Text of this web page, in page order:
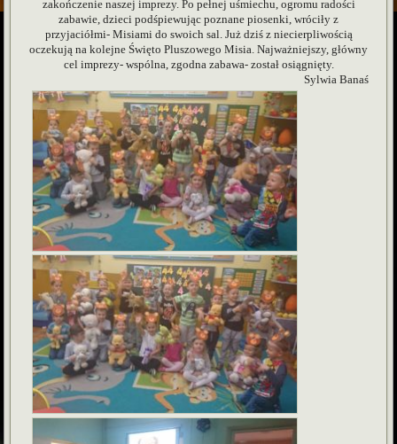
zakończenie naszej imprezy. Po pełnej uśmiechu, ogromu radości
zabawie, dzieci podśpiewując poznane piosenki, wróciły z
przyjaciółmi- Misiami do swoich sal. Już dziś z niecierpliwością
oczekują na kolejne Święto Pluszowego Misia. Najważniejszy, główny
cel imprezy- wspólna, zgodna zabawa- został osiągnięty.
Sylwia Banaś